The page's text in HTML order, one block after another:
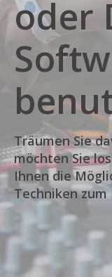
oder
Träumen Sie
möchten Sie
Ihnen die
Techniken zum